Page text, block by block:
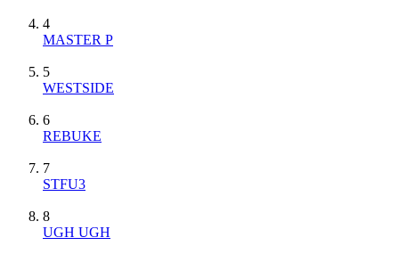
4
MASTER P
5
WESTSIDE
6
REBUKE
7
STFU3
8
UGH UGH